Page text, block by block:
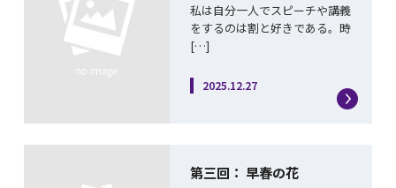
私は自分一人でスピーチや講義
をするのは割と好きである。時
[…]
2025.12.27
第三回： 早春の花